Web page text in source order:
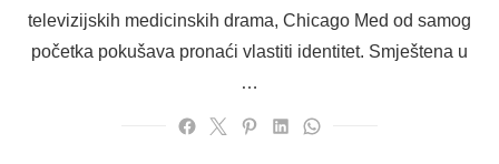
televizijskih medicinskih drama, Chicago Med od samog
početka pokušava pronaći vlastiti identitet. Smještena u
…